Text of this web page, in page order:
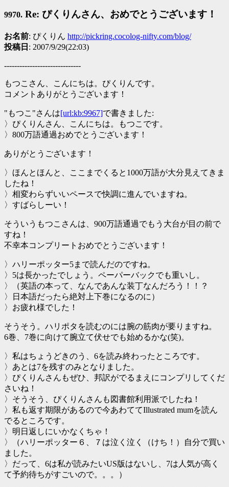
9970. Re: ぴくりんさん、おめでとうございます！
お名前: ぴくりん http://pickring.cocolog-nifty.com/blog/
投稿日 : 2007/9/29(22:03)
------------------------------
もつこさん、こんにちは。ぴくりんです。
コメントありがとうございます！
"もつこ"さんは[url:kb:9967]で書きました:
〉ぴくりんさん、こんにちは。もつこです。
〉800万語通過おめでとうございます！
ありがとうございます！
〉ほんとほんと、ここまでくると1000万語が大分見えてきま
したね！
〉相変わらずいいペースで快調に進んでいますね。
〉すばらしーい！
そういうもつこさんは、900万語通過でもう大台が目の前で
すね！
不幸本コンプリートおめでとうございます！
〉ハリーポッター5まで読んだのですね。
〉5は長かったでしょう。ペーパーバックでも重いし。
〉（英語の本って、なんであんな装丁なんだろう！！？
〉日本語だったら絶対上下巻になるのに）
〉お疲れ様でした！
そうそう。ハリポタを読むのには腕の筋肉が要りますね。
6巻、7巻に向けて腕立て伏せでも始めるかな(笑)。
〉私はちょうどきのう、6を読み終わったところです。
〉あとは7を残すのみとなりました。
〉ぴくりんさんもぜひ、邦訳がでるまえにコンプリしてくだ
さいね！
〉そうそう、ぴくりんさんも図書館利用派でしたね！
〉私も返す期限があるので今あわててIllustrated mumを読ん
でるところです。
〉明日返しにいかなくちゃ！
〉（ハリーポッター６、７は泣く泣く（けち！）自分で買い
ました。
〉だって、6は私が読みたいUS版はないし、7は人気が高く
て予約待ちがすごいので。。。）